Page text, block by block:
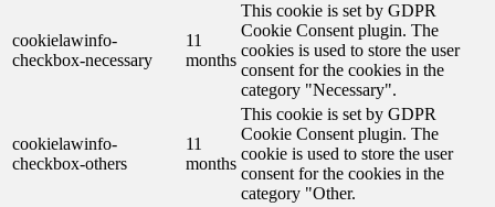
cookielawinfo-
checkbox-necessary
11
months
This cookie is set by GDPR
Cookie Consent plugin. The
cookies is used to store the user
consent for the cookies in the
category "Necessary".
cookielawinfo-
checkbox-others
11
months
This cookie is set by GDPR
Cookie Consent plugin. The
cookie is used to store the user
consent for the cookies in the
category "Other.